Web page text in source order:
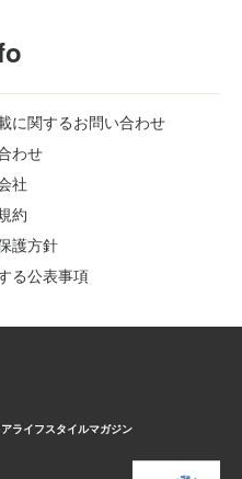
に関するお問い合わせ
わせ
社
約
護方針
る公表事項
ライフスタイルマガジン